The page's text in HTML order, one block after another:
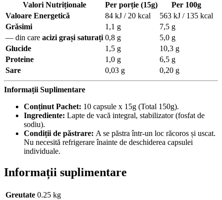
Valori Nutriționale
Per porție (15g)
Per 100g
Valoare Energetică
84 kJ / 20 kcal
563 kJ / 135 kcal
Grăsimi
1,1 g
7,5 g
— din care acizi grași saturați 0,8 g
5,0 g
Glucide
1,5 g
10,3 g
Proteine
1,0 g
6,5 g
Sare
0,03 g 0,20 g
Informații Suplimentare
Conținut Pachet: 10 capsule x 15g (Total 150g).
Ingrediente: Lapte de vacă integral, stabilizator (fosfat de
sodiu).
Condiții de păstrare: A se păstra într-un loc răcoros și uscat.
Nu necesită refrigerare înainte de deschiderea capsulei
individuale.
Informații suplimentare
Greutate 0.25 kg